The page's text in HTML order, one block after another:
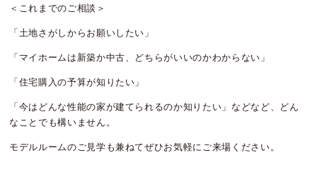
＜これまでのご相談＞
「土地さがしからお願いしたい」
「マイホームは新築か中古、どちらがいいのかわからない」
「住宅購入の予算が知りたい」
「今はどんな性能の家が建てられるのか知りたい」などなど、どん
なことでも構いません。
モデルルームのご見学も兼ねてぜひお気軽にご来場ください。